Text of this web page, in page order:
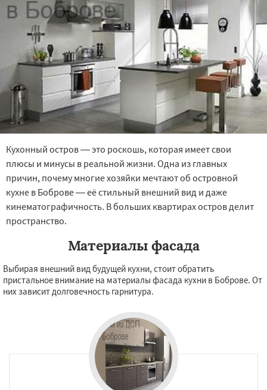
Кухонный остров — это роскошь, которая имеет свои
плюсы и минусы в реальной жизни. Одна из главных
причин, почему многие хозяйки мечтают об островной
кухне в Боброве — её стильный внешний вид и даже
кинематографичность. В больших квартирах остров делит
пространство.
Материалы фасада
Выбирая внешний вид будущей кухни, стоит обратить
пристальное внимание на материалы фасада кухни в Боброве. От
них зависит долговечность гарнитура.